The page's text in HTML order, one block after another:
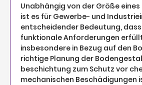
Unabhängig von der Größe
ist es für Gewerbe- und
entscheidender Bedeutung,
funktionale Anforderungen
insbesondere in Bezug auf den
richtige Planung der
beschichtung zum Schutz vor
mechanischen Beschädigungen